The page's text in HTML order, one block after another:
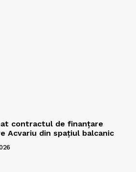
contractul de finanțare
Acvariu din spațiul balcanic